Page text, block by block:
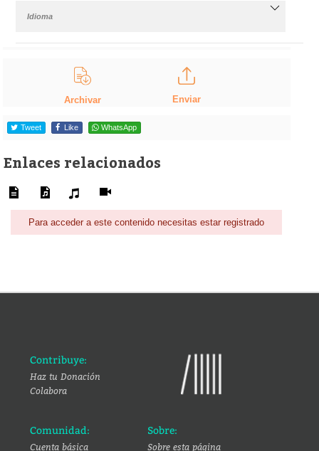
Idioma
Archivar Enviar
Tweet Like WhatsApp
Enlaces relacionados
Para acceder a este contenido necesitas estar registrado
Contribuye:
Haz tu Donación
Colabora
Comunidad:
Cuenta básica
Sobre:
Sobre esta página